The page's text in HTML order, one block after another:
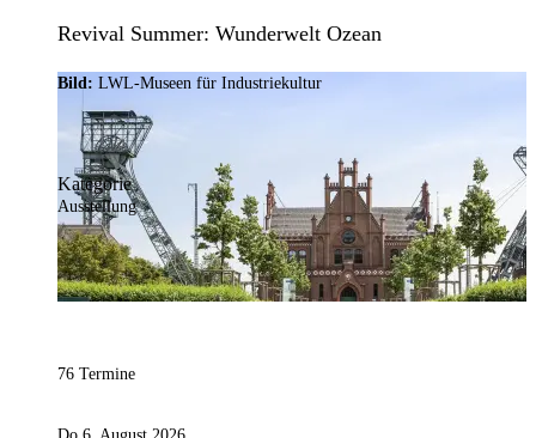
Revival Summer: Wunderwelt Ozean
Bild: LWL-Museen für Industriekultur
Kategorie
Ausstellung
76 Termine